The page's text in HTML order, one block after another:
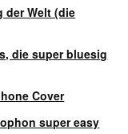
der Welt (die
die super bluesig
Cover
super easy